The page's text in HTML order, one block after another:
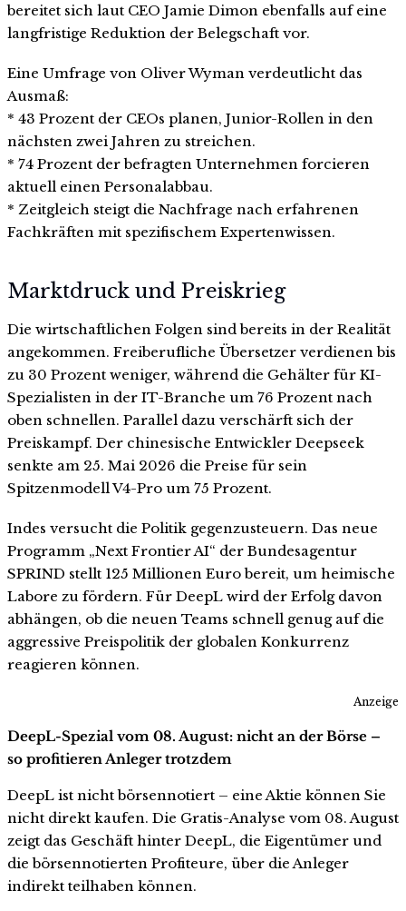
bereitet sich laut CEO Jamie Dimon ebenfalls auf eine
langfristige Reduktion der Belegschaft vor.
Eine Umfrage von Oliver Wyman verdeutlicht das
Ausmaß:
* 43 Prozent der CEOs planen, Junior-Rollen in den
nächsten zwei Jahren zu streichen.
* 74 Prozent der befragten Unternehmen forcieren
aktuell einen Personalabbau.
* Zeitgleich steigt die Nachfrage nach erfahrenen
Fachkräften mit spezifischem Expertenwissen.
Marktdruck und Preiskrieg
Die wirtschaftlichen Folgen sind bereits in der Realität
angekommen. Freiberufliche Übersetzer verdienen bis
zu 30 Prozent weniger, während die Gehälter für KI-
Spezialisten in der IT-Branche um 76 Prozent nach
oben schnellen. Parallel dazu verschärft sich der
Preiskampf. Der chinesische Entwickler Deepseek
senkte am 25. Mai 2026 die Preise für sein
Spitzenmodell V4-Pro um 75 Prozent.
Indes versucht die Politik gegenzusteuern. Das neue
Programm „Next Frontier AI“ der Bundesagentur
SPRIND stellt 125 Millionen Euro bereit, um heimische
Labore zu fördern. Für DeepL wird der Erfolg davon
abhängen, ob die neuen Teams schnell genug auf die
aggressive Preispolitik der globalen Konkurrenz
reagieren können.
Anzeige
DeepL-Spezial vom 08. August: nicht an der Börse –
so profitieren Anleger trotzdem
DeepL ist nicht börsennotiert – eine Aktie können Sie
nicht direkt kaufen. Die Gratis-Analyse vom 08. August
zeigt das Geschäft hinter DeepL, die Eigentümer und
die börsennotierten Profiteure, über die Anleger
indirekt teilhaben können.